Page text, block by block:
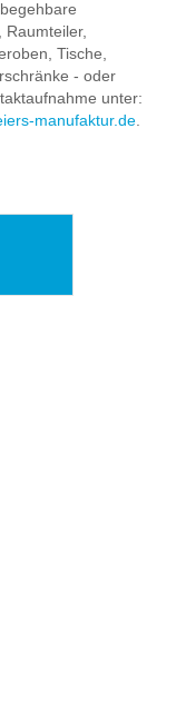
Raumteiler,
Tische,
- oder
unter:
manufaktur.de.